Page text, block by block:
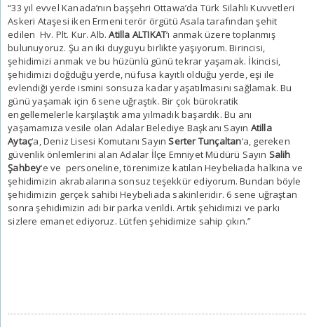
“33 yıl evvel Kanada’nın başşehri Ottawa’da Türk Silahlı Kuvvetleri
Askeri Ataşesi iken Ermeni terör örgütü Asala tarafından şehit
edilen Hv. Plt. Kur. Alb.Atilla ALTIKAT‘ı anmak üzere toplanmış
bulunuyoruz. Şu an iki duyguyu birlikte yaşıyorum. Birincisi,
şehidimizi anmak ve bu hüzünlü günü tekrar yaşamak. İkincisi,
şehidimizi doğduğu yerde, nüfusa kayıtlı olduğu yerde, eşi ile
evlendiği yerde ismini sonsuza kadar yaşatılmasını sağlamak. Bu
günü yaşamak için 6 sene uğraştık. Bir çok bürokratik
engellemelerle karşılaştık ama yılmadık başardık. Bu anı
yaşamamıza vesile olan Adalar Belediye Başkanı Sayın Atilla
Aytaç‘a, Deniz Lisesi Komutanı SayınSerter Tunçaltan‘a, gereken
güvenlik önlemlerini alan Adalar İlçe Emniyet Müdürü Sayın Salih
Şahbey‘e ve personeline, törenimize katılan Heybeliada halkına ve
şehidimizin akrabalarına sonsuz teşekkür ediyorum. Bundan böyle
şehidimizin gerçek sahibi Heybeliada sakinleridir. 6 sene uğraştan
sonra şehidimizin adı bir parka verildi. Artık şehidimizi ve parkı
sizlere emanet ediyoruz. Lütfen şehidimize sahip çıkın.”